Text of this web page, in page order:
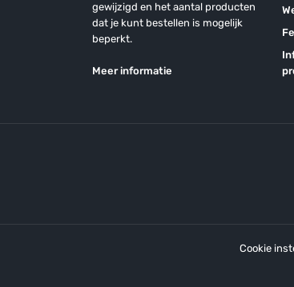
gewijzigd en het aantal producten
dat je kunt bestellen is mogelijk
beperkt.
Meer informatie
Cookie